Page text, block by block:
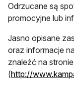
Odrzucane są
promocyjne lub
Jasno opisane
oraz informacje
znaleźć na
(http://